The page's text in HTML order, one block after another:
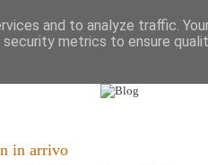
Opere Parole
in arrivo
and to analyze traffic.
metrics to ensure